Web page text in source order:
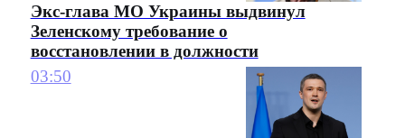
Экс-глава МО Украины выдвинул
Зеленскому требование о
восстановлении в должности
03:50